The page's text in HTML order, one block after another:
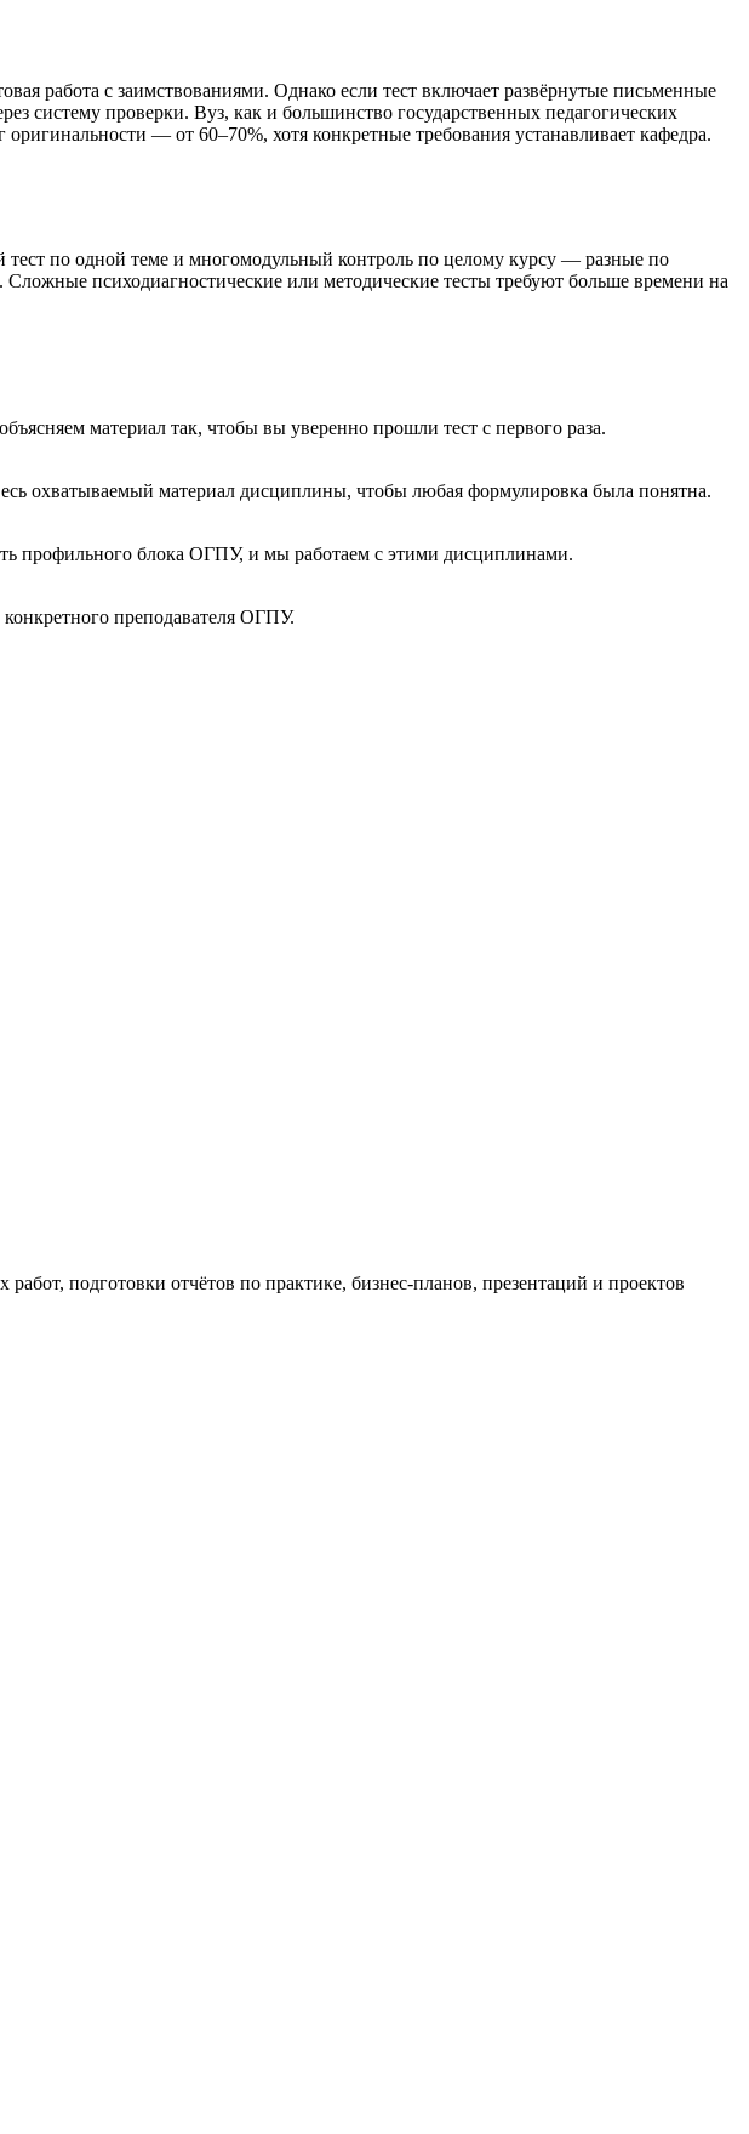
работа с заимствованиями. Однако если тест включает развёрнутые письменные
систему проверки. Вуз, как и большинство государственных педагогических
— от 60–70%, хотя конкретные требования устанавливает кафедра.
по одной теме и многомодульный контроль по целому курсу — разные по
психодиагностические или методические тесты требуют больше времени на
материал так, чтобы вы уверенно прошли тест с первого раза.
охватываемый материал дисциплины, чтобы любая формулировка была понятна.
профильного блока ОГПУ, и мы работаем с этими дисциплинами.
преподавателя ОГПУ.
подготовки отчётов по практике, бизнес-планов, презентаций и проектов